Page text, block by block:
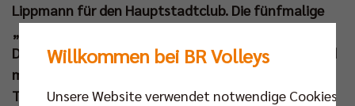
Lippmann für den Hauptstadtclub. Die fünfmalige
„Volleyballerin des Jahres“ und ehemalige Top-
Diagonalangreiferin wechselte 2022 in den Sand und
möchte sich mit Laura Ludwig in diesem Jahr den
Traum von den Olympischen Spielen in Paris erfüllen.
Willkommen bei BR Volleys
Unsere Website verwendet notwendige Cookies,